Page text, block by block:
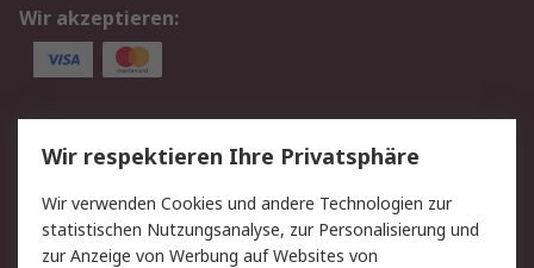
Wir akzeptieren:
Service
Value Added Services
Lieferlösungen
Rücksendungen
Kontakt
Hilfe
Privatkunden
Wir respektieren Ihre Privatsphäre
Wir verwenden Cookies und andere Technologien zur
statistischen Nutzungsanalyse, zur Personalisierung und
zur Anzeige von Werbung auf Websites von